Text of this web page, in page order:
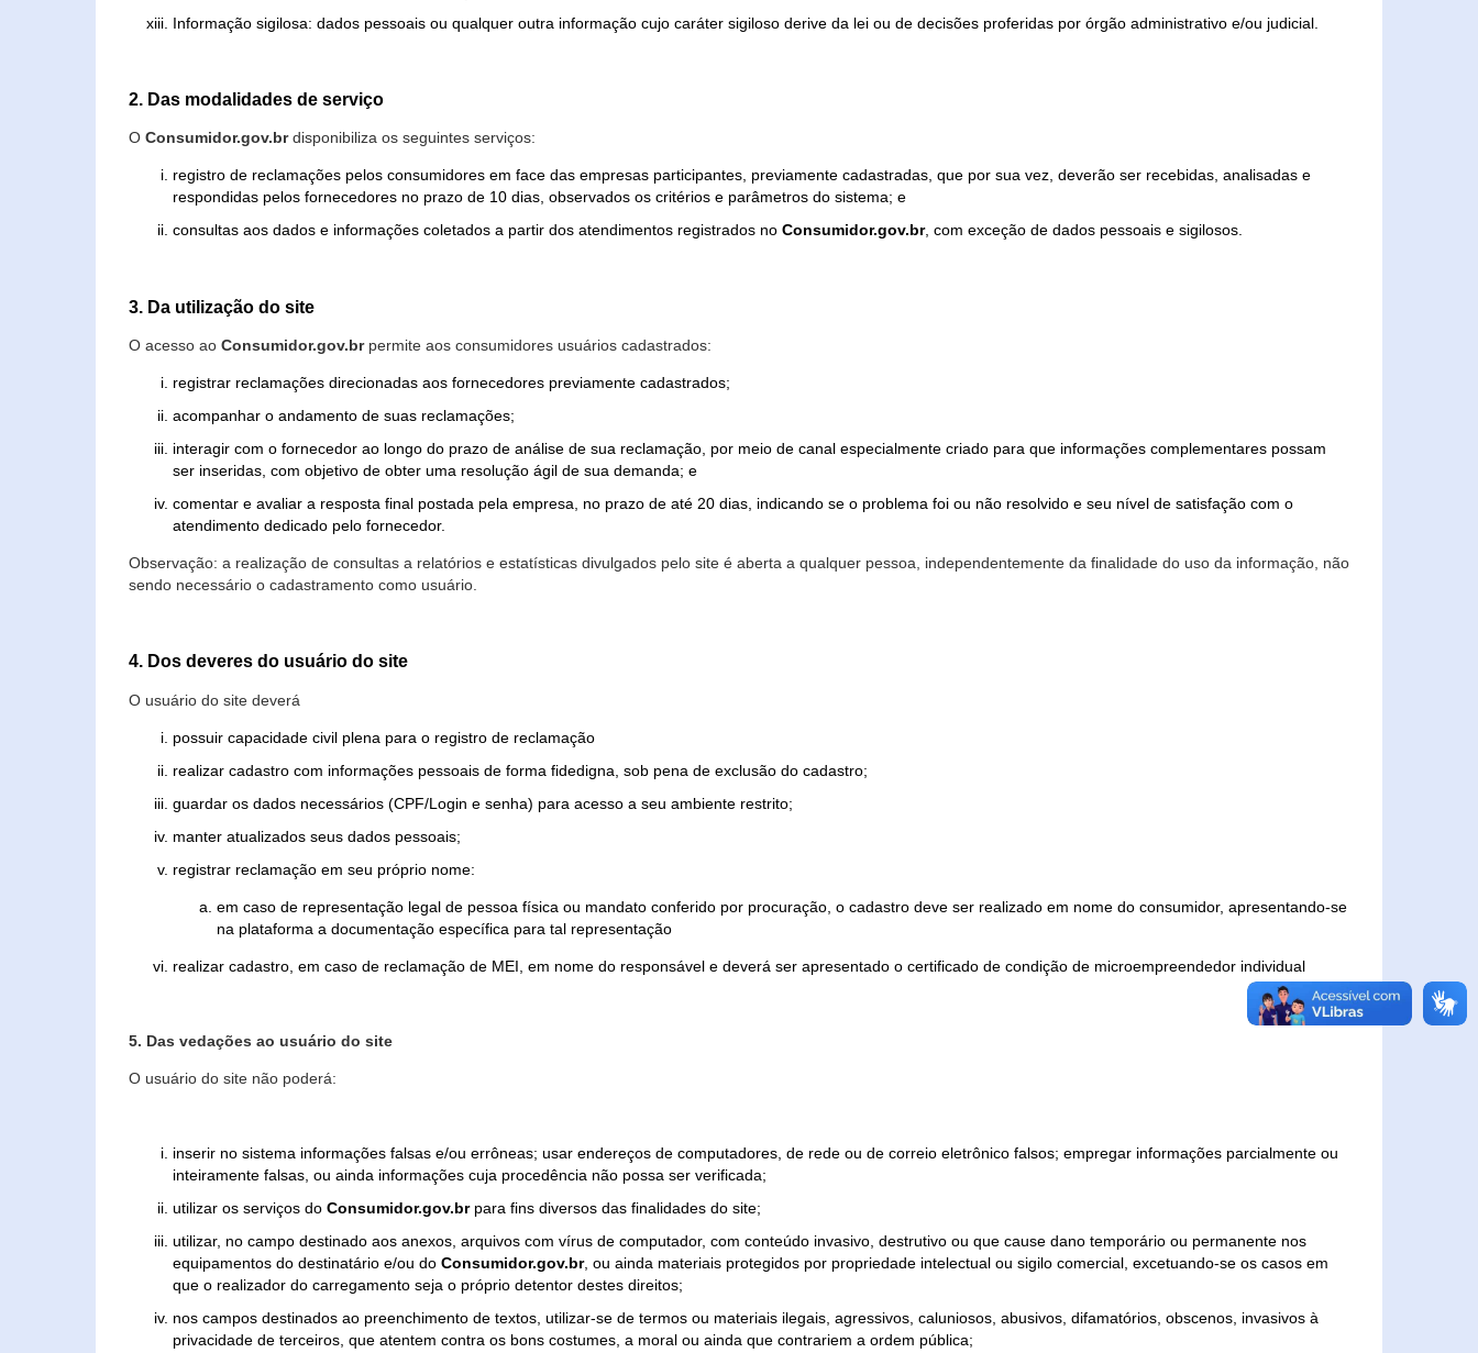
Informação sigilosa: dados pessoais ou qualquer outra informação cujo caráter sigiloso derive da lei ou de decisões proferidas por órgão administrativo e/ou judicial.
2. Das modalidades de serviço
O Consumidor.gov.brdisponibiliza os seguintes serviços:
registro de reclamações pelos consumidores em face das empresas participantes, previamente cadastradas, que por sua vez, deverão ser recebidas, analisadas e
respondidas pelos fornecedores no prazo de 10 dias, observados os critérios e parâmetros do sistema; e
consultas aos dados e informações coletados a partir dos atendimentos registrados no Consumidor.gov.br, com exceção de dados pessoais e sigilosos.
3. Da utilização do site
O acesso ao Consumidor.gov.brpermite aos consumidores usuários cadastrados:
registrar reclamações direcionadas aos fornecedores previamente cadastrados;
acompanhar o andamento de suas reclamações;
interagir com o fornecedor ao longo do prazo de análise de sua reclamação, por meio de canal especialmente criado para que informações complementares possam
ser inseridas, com objetivo de obter uma resolução ágil de sua demanda; e
comentar e avaliar a resposta final postada pela empresa, no prazo de até 20 dias, indicando se o problema foi ou não resolvido e seu nível de satisfação com o
atendimento dedicado pelo fornecedor.
Observação: a realização de consultas a relatórios e estatísticas divulgados pelo site é aberta a qualquer pessoa, independentemente da finalidade do uso da informação, não
sendo necessário o cadastramento como usuário.
4. Dos deveres do usuário do site
O usuário do site deverá
possuir capacidade civil plena para o registro de reclamação
realizar cadastro com informações pessoais de forma fidedigna, sob pena de exclusão do cadastro;
guardar os dados necessários (CPF/Login e senha) para acesso a seu ambiente restrito;
manter atualizados seus dados pessoais;
registrar reclamação em seu próprio nome:
em caso de representação legal de pessoa física ou mandato conferido por procuração, o cadastro deve ser realizado em nome do consumidor, apresentando-se
na plataforma a documentação específica para tal representação
realizar cadastro, em caso de reclamação de MEI, em nome do responsável e deverá ser apresentado o certificado de condição de microempreendedor individual
5. Das vedações ao usuário do site
O usuário do site não poderá:
inserir no sistema informações falsas e/ou errôneas; usar endereços de computadores, de rede ou de correio eletrônico falsos; empregar informações parcialmente ou
inteiramente falsas, ou ainda informações cuja procedência não possa ser verificada;
utilizar os serviços do Consumidor.gov.brpara fins diversos das finalidades do site;
utilizar, no campo destinado aos anexos, arquivos com vírus de computador, com conteúdo invasivo, destrutivo ou que cause dano temporário ou permanente nos
equipamentos do destinatário e/ou do Consumidor.gov.br, ou ainda materiais protegidos por propriedade intelectual ou sigilo comercial, excetuando-se os casos em
que o realizador do carregamento seja o próprio detentor destes direitos;
nos campos destinados ao preenchimento de textos, utilizar-se de termos ou materiais ilegais, agressivos, caluniosos, abusivos, difamatórios, obscenos, invasivos à
privacidade de terceiros, que atentem contra os bons costumes, a moral ou ainda que contrariem a ordem pública;